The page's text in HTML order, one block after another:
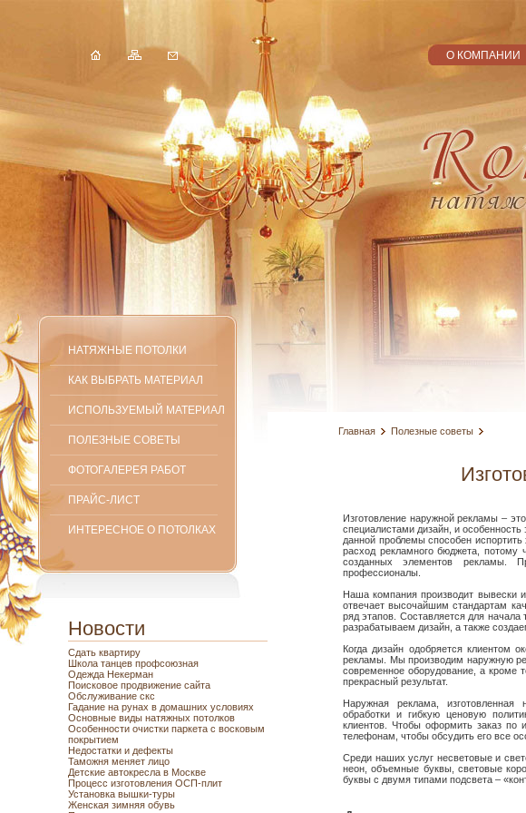
О КОМПАНИИ
НАТЯЖНЫЕ ПОТОЛКИ
КАК ВЫБРАТЬ МАТЕРИАЛ
ИСПОЛЬЗУЕМЫЙ МАТЕРИАЛ
ПОЛЕЗНЫЕ СОВЕТЫ
ФОТОГАЛЕРЕЯ РАБОТ
ПРАЙС-ЛИСТ
ИНТЕРЕСНОЕ О ПОТОЛКАХ
Новости
Сдать квартиру
Школа танцев профсоюзная
Одежда Некерман
Поисковое продвижение сайта
Обслуживание скс
Гадание на рунах в домашних условиях
Основные виды натяжных потолков
Особенности очистки паркета с восковым
покрытием
Недостатки и дефекты
Таможня меняет лицо
Детские автокресла в Москве
Процесс изготовления ОСП-плит
Установка вышки-туры
Женская зимняя обувь
Главная Полезные советы
Изготовление наружной рекламы –
специалистами дизайн, и
данной проблемы способен
расход рекламного бюджета, потому
созданных элементов рекламы.
профессионалы.
Наша компания производит вывески
отвечает высочайшим стандартам
ряд этапов. Составляется для начала
разрабатываем дизайн, а также
Когда дизайн одобряется клиентом
рекламы. Мы производим наружную
современное оборудование, а кроме
прекрасный результат.
Наружная реклама, изготовленная
обработки и гибкую ценовую
клиентов. Чтобы оформить заказ по
телефонам, чтобы обсудить его все
Среди наших услуг несветовые и
неон, объемные буквы, световые
буквы с двумя типами подсвета –